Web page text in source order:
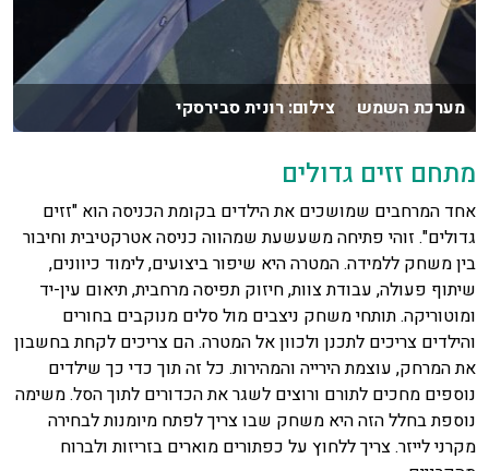
מערכת השמש צילום: רונית סבירסקי
מתחם זזים גדולים
אחד המרחבים שמושכים את הילדים בקומת הכניסה הוא "זזים
גדולים". זוהי פתיחה משעשעת שמהווה כניסה אטרקטיבית וחיבור
בין משחק ללמידה. המטרה היא שיפור ביצועים, לימוד כיוונים,
שיתוף פעולה, עבודת צוות, חיזוק תפיסה מרחבית, תיאום עין-יד
ומוטוריקה. תותחי משחק ניצבים מול סלים מנוקבים בחורים
והילדים צריכים לתכנן ולכוון אל המטרה. הם צריכים לקחת בחשבון
את המרחק, עוצמת הירייה והמהירות. כל זה תוך כדי כך שילדים
נוספים מחכים לתורם ורוצים לשגר את הכדורים לתוך הסל. משימה
נוספת בחלל הזה היא משחק שבו צריך לפתח מיומנות לבחירה
מקרני לייזר. צריך ללחוץ על כפתורים מוארים בזריזות ולברוח